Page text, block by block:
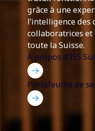
grâce à une
l’intelligence des
collaboratrices
toute la Suisse.
À propos d’ISS
Portefeuille de